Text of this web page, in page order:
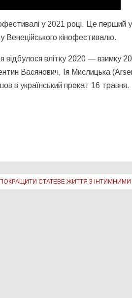
у 2021 році. Це перший
Венеційського кінофестивалю.
відбулося влітку 2020 — взимку
Васянович, Ія Мислицька
в український прокат 16 травня.
ПОКРАЩИТИ СТАТЕВЕ ЖИТТЯ З ІНТИМНИМИ